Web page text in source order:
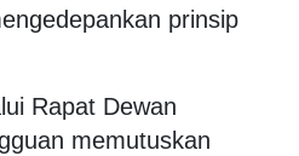
prinsip
Rapat Dewan
memutuskan